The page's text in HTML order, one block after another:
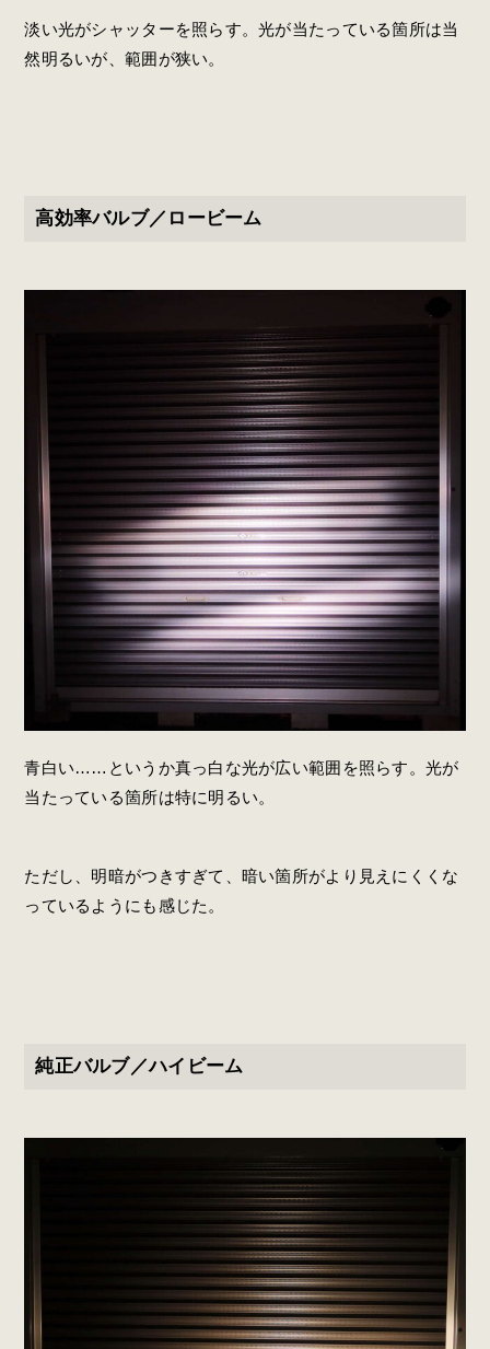
淡い光がシャッターを照らす。光が当たっている箇所は当
然明るいが、範囲が狭い。
高効率バルブ／ロービーム
青白い……というか真っ白な光が広い範囲を照らす。光が
当たっている箇所は特に明るい。
ただし、明暗がつきすぎて、暗い箇所がより見えにくくな
っているようにも感じた。
純正バルブ／ハイビーム